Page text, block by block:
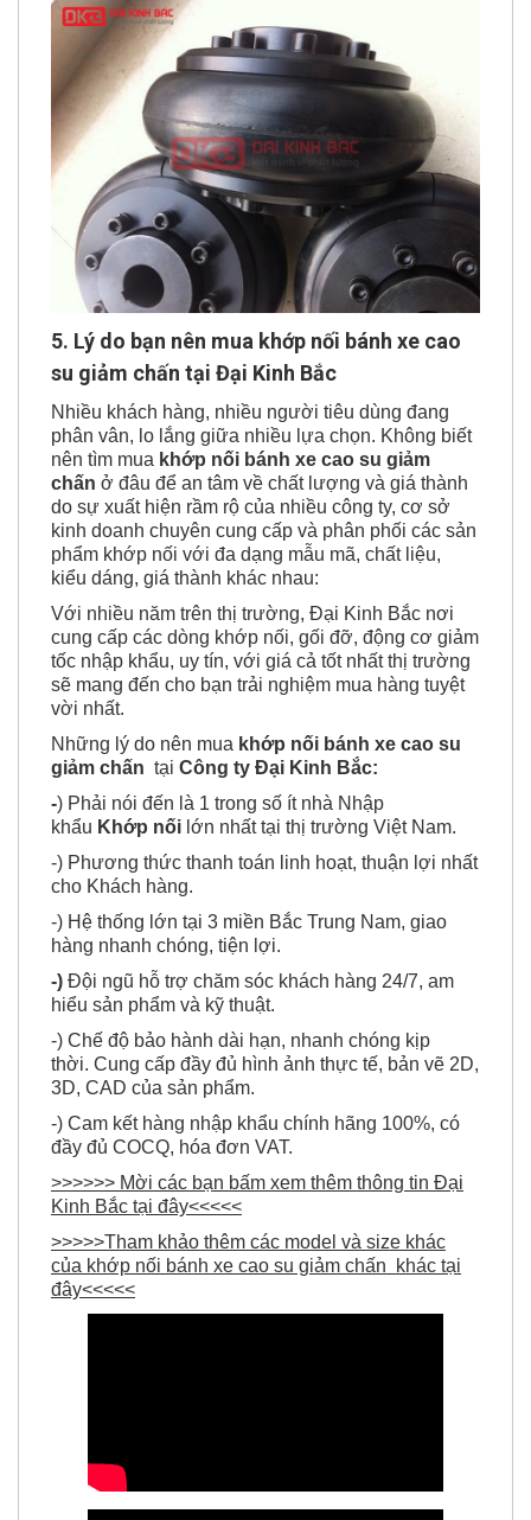
5. Lý do bạn nên mua khớp nối bánh xe cao
su giảm chấn tại Đại Kinh Bắc
Nhiều khách hàng, nhiều người tiêu dùng đang
phân vân, lo lắng giữa nhiều lựa chọn. Không biết
nên tìm mua khớp nối bánh xe cao su giảm
chấn ở đâu để an tâm về chất lượng và giá thành
do sự xuất hiện rầm rộ của nhiều công ty, cơ sở
kinh doanh chuyên cung cấp và phân phối các sản
phẩm khớp nối với đa dạng mẫu mã, chất liệu,
kiểu dáng, giá thành khác nhau:
Với nhiều năm trên thị trường, Đại Kinh Bắc nơi
cung cấp các dòng khớp nối, gối đỡ, động cơ giảm
tốc nhập khẩu, uy tín, với giá cả tốt nhất thị trường
sẽ mang đến cho bạn trải nghiệm mua hàng tuyệt
vời nhất.
Những lý do nên mua khớp nối bánh xe cao su
giảm chấn tại Công ty Đại Kinh Bắc:
-) Phải nói đến là 1 trong số ít nhà Nhập
khẩu Khớp nối lớn nhất tại thị trường Việt Nam.
-) Phương thức thanh toán linh hoạt, thuận lợi nhất
cho Khách hàng.
-) Hệ thống lớn tại 3 miền Bắc Trung Nam, giao
hàng nhanh chóng, tiện lợi.
-) Đội ngũ hỗ trợ chăm sóc khách hàng 24/7, am
hiểu sản phẩm và kỹ thuật.
-) Chế độ bảo hành dài hạn, nhanh chóng kịp
thời. Cung cấp đầy đủ hình ảnh thực tế, bản vẽ 2D,
3D, CAD của sản phẩm.
-) Cam kết hàng nhập khẩu chính hãng 100%, có
đầy đủ COCQ, hóa đơn VAT.
>>>>>> Mời các bạn bấm xem thêm thông tin Đại
Kinh Bắc tại đây<<<<<
>>>>>Tham khảo thêm các model và size khác
của khớp nối bánh xe cao su giảm chấn khác tại
đây<<<<<